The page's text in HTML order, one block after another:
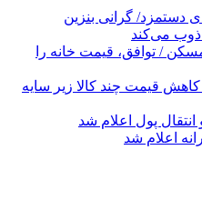
۶۸ تا ۸۳ درصدی دستمزد/ گرانی بنزین
ذوب می‌کند
/ توافق، قیمت خانه را
/ کاهش قیمت چند کالا زیر سایه
پول اعلام شد
اعلام شد